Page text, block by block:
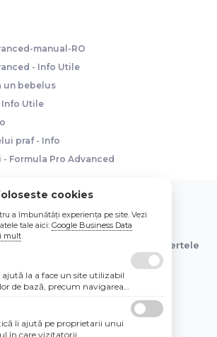
manual-RO
- Info Utile
un bebelus
Utile
praf - Info
Formula Pro Advanced
Bebe Nou Online Store SRL
exprimate in lei si includ tva. Ofertele
stocului disponibil.
cookies
a îmbunătăți experiența pe site. Vezi
tale aici: Google Business Data
mult
ajută la a face un site utilizabil
de bază, precum navigarea
corespunzător fără aceste
îi ajută pe proprietarii unui
în care vizitatorii